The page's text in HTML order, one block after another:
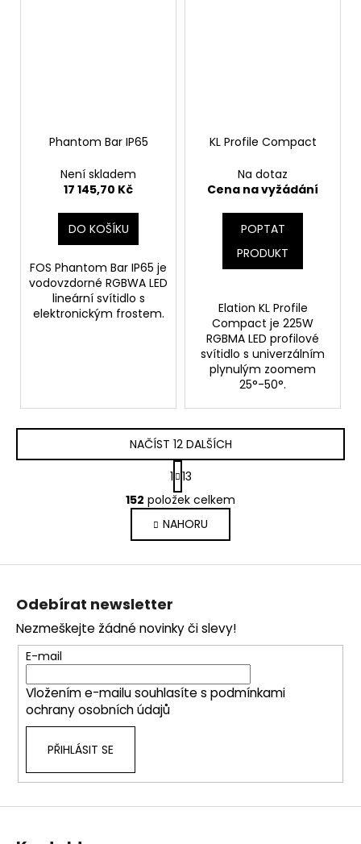
Phantom Bar IP65
Není skladem
17 145,70 Kč
DO KOŠÍKU
FOS Phantom Bar IP65 je
vodovzdorné RGBWA LED
lineární svítidlo s
elektronickým frostem.
KL Profile Compact
Na dotaz
Cena na vyžádání
POPTAT
PRODUKT
Elation KL Profile
Compact je 225W
RGBMA LED profilové
svítidlo s univerzálním
plynulým zoomem
25°-50°.
O
v
l
á
d
p
r
v
k
y
u
NAČÍST 12 DALŠÍCH
S
t
r
á
n
k
1 13
152 položek celkem
NAHORU
Z
Odebírat newsletter
Nezmeškejte žádné novinky či slevy!
E-mail
Vložením e-mailu souhlasíte s podmínkami
ochrany osobních údajů
PŘIHLÁSIT SE